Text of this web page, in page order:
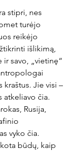
stipri, nes
turėjo
reikėjo
išlikimą,
savo, „vietinę“
Jie visi –
atkeliavo čia.
Rusija,
vyko čia.
būdų, kaip